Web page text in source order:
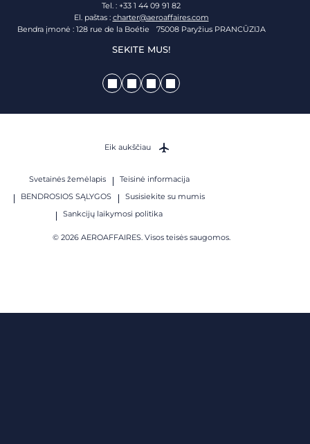
Tel. : +33 1 44 09 91 82
El. paštas : charter@aeroaffaires.com
Bendra įmonė : 128 rue de la Boétie 75008 Paryžius PRANCŪZIJA
SEKITE MUS!
Svetainės žemėlapis
Teisinė informacija
BENDROSIOS SĄLYGOS
Susisiekite su mumis
Sankcijų laikymosi politika
© 2026 AEROAFFAIRES. Visos teisės saugomos.
Eik aukščiau